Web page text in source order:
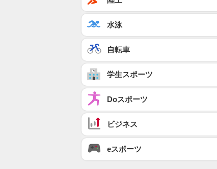
水泳
自転車
学生スポーツ
Doスポーツ
ビジネス
eスポーツ